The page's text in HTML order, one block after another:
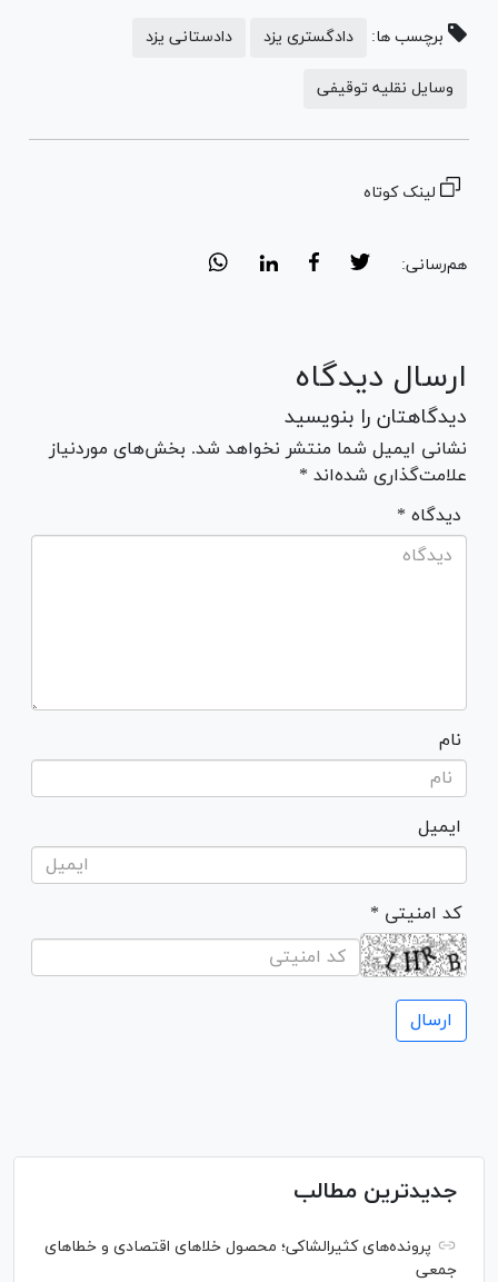
برچسب ها: دادگستری یزد دادستانی یزد
وسایل نقلیه توقیفی
لینک کوتاه
هم‌رسانی:
ارسال دیدگاه
دیدگاهتان را بنویسید
نشانی ایمیل شما منتشر نخواهد شد. بخش‌های موردنیاز
علامت‌گذاری شده‌اند *
* دیدگاه
نام
ایمیل
* کد امنیتی
جدیدترین مطالب
پرونده‌های کثیرالشاکی؛ محصول خلا‌های اقتصادی و خطا‌های
جمعی